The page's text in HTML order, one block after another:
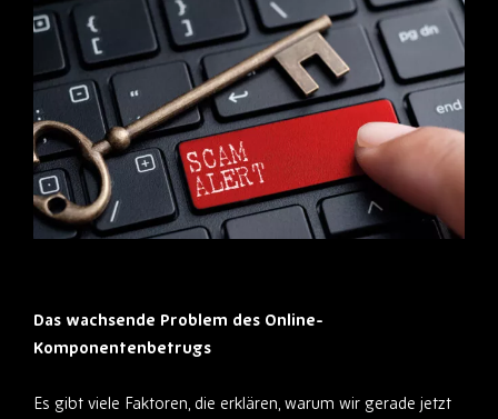
Das wachsende Problem des Online-
Komponentenbetrugs
Es gibt viele Faktoren, die erklären, warum wir gerade jetzt